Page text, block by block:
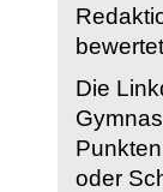
Die
oder